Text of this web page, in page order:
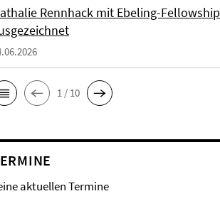
Rennhack mit Ebeling-
1 / 10
aktuellen Termine